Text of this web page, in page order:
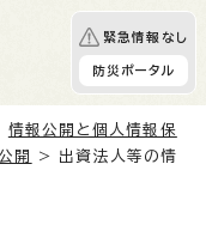
緊急情報なし
防災ポータル
情報公開と個人情報保
開
> 出資法人等の情